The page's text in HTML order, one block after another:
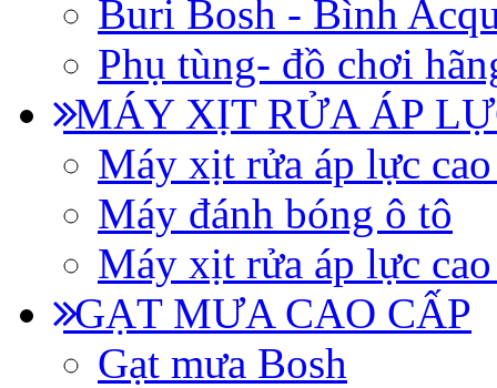
Buri Bosh - Bình
Phụ tùng- đồ chơi
MÁY XỊT RỬA ÁP
Máy xịt rửa áp lực
Máy đánh bóng ô tô
Máy xịt rửa áp lực
GẠT MƯA CAO CẤP
Gạt mưa Bosh